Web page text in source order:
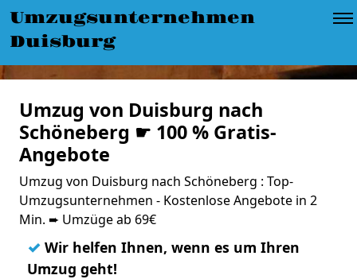
Umzugsunternehmen
Duisburg
Umzug von Duisburg nach
Schöneberg ☛ 100 % Gratis-
Angebote
Umzug von Duisburg nach Schöneberg : Top-
Umzugsunternehmen - Kostenlose Angebote in 2
Min. ➨ Umzüge ab 69€
✓ Wir helfen Ihnen, wenn es um Ihren
Umzug geht!